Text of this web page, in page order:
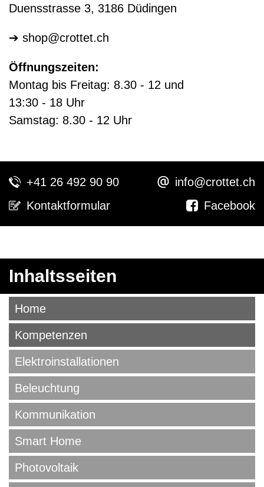
Duensstrasse 3, 3186 Düdingen
➔ shop@crottet.ch
Öffnungszeiten:
Montag bis Freitag: 8.30 - 12 und
13:30 - 18 Uhr
Samstag: 8.30 - 12 Uhr
+41 26 492 90 90
info@crottet.ch
Kontaktformular
Facebook
Inhaltsseiten
Home
Kompetenzen
Elektroinstallationen
Beleuchtung
Kommunikation
Smart Home
Photovoltaik